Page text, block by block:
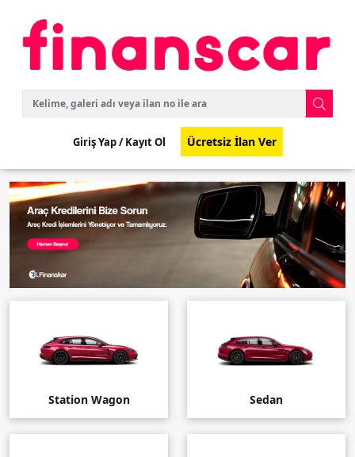
Giriş Yap /Kayıt Ol Ücretsiz İlan Ver
Station Wagon Sedan